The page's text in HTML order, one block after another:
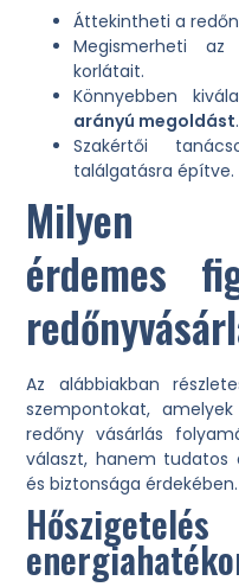
Áttekintheti a
Megismerheti
korlátait.
Könnyebben
arányú megoldást.
Szakértői
találgatásra építve.
Milyen
érdemes
Az alábbiakban
szempontokat,
redőny vásárlás
választ, hanem
és biztonsága érdekében.